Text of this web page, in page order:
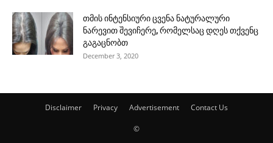
თმის ინტენსიური ცვენა ნატურალური
ნარევით შევიჩერე, რომელსაც დღეს თქვენც
გაგაცნობთ
December 3, 2020
Disclaimer Privacy Advertisement Contact Us
©